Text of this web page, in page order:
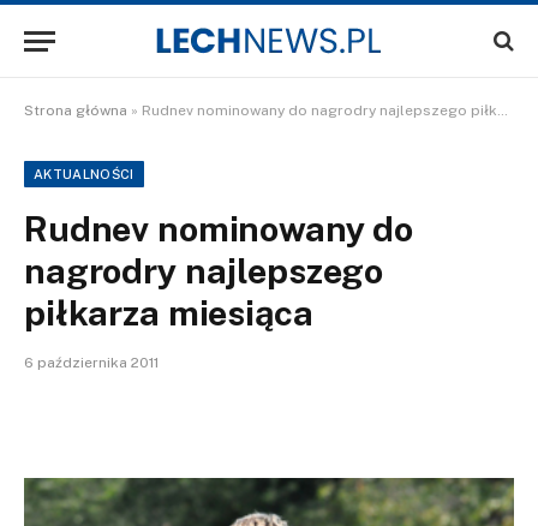
Strona główna » Rudnev nominowany do nagrodry najlepszego piłkarza miesiąca
AKTUALNOŚCI
Rudnev nominowany do
nagrodry najlepszego
piłkarza miesiąca
6 października 2011